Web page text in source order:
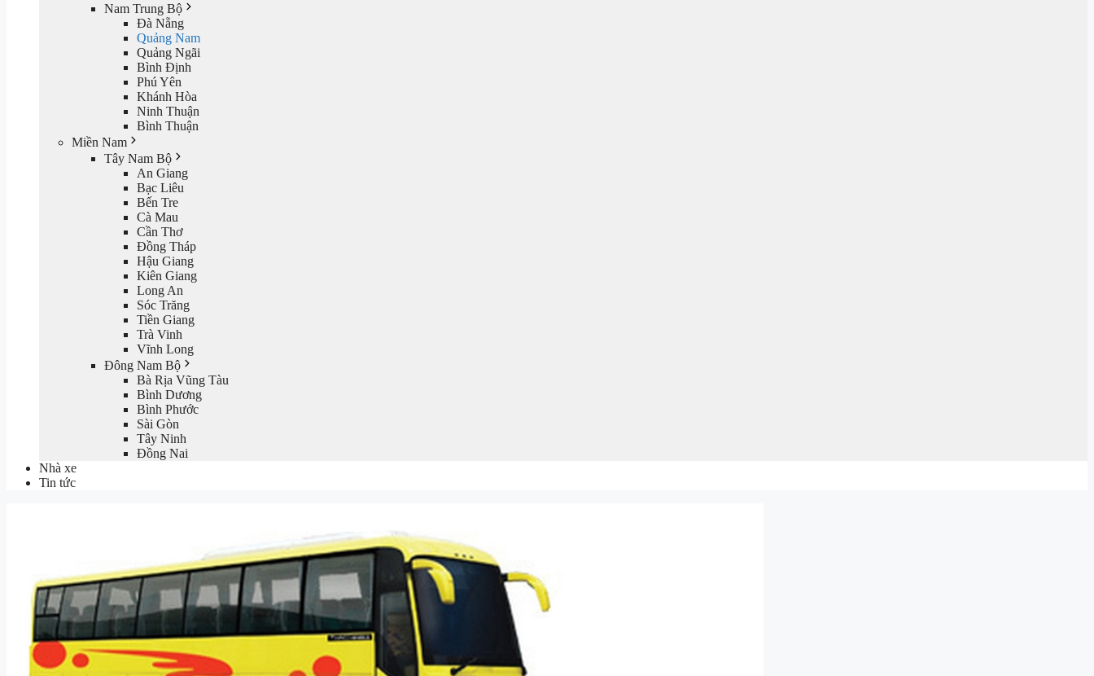
Nam Trung Bộ
Đà Nẵng
Quảng Nam
Quảng Ngãi
Bình Định
Phú Yên
Khánh Hòa
Ninh Thuận
Bình Thuận
Miền Nam
Tây Nam Bộ
An Giang
Bạc Liêu
Bến Tre
Cà Mau
Cần Thơ
Đồng Tháp
Hậu Giang
Kiên Giang
Long An
Sóc Trăng
Tiền Giang
Trà Vinh
Vĩnh Long
Đông Nam Bộ
Bà Rịa Vũng Tàu
Bình Dương
Bình Phước
Sài Gòn
Tây Ninh
Đồng Nai
Nhà xe
Tin tức